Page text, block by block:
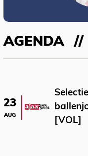
AGENDA
23
AUG
[VOL]